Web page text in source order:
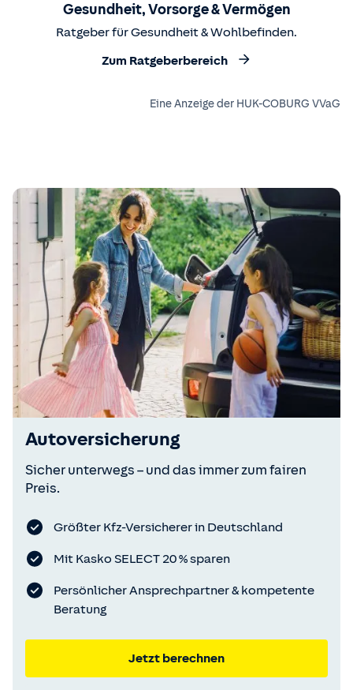
Gesundheit, Vorsorge & Vermögen
Ratgeber für Gesundheit & Wohlbefinden.
Zum Ratgeberbereich
Eine Anzeige der HUK-COBURG VVaG
Autoversicherung
Sicher unterwegs – und das immer zum fairen
Preis.
Größter Kfz-Versicherer in Deutschland
Mit Kasko SELECT 20 % sparen
Persönlicher Ansprechpartner & kompetente
Beratung
Jetzt berechnen